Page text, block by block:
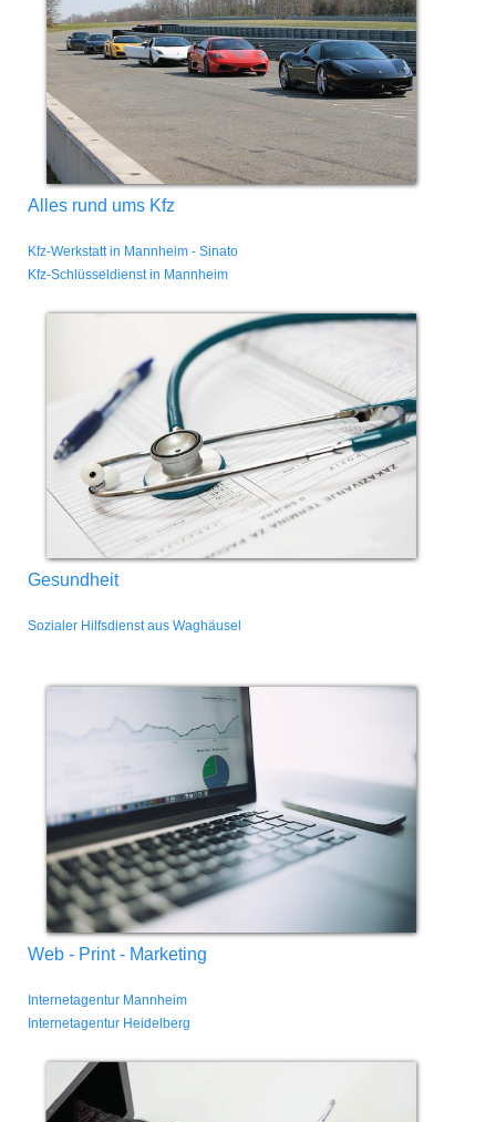
Alles rund ums Kfz
Kfz-Werkstatt in Mannheim - Sinato
Kfz-Schlüsseldienst in Mannheim
Gesundheit
Sozialer Hilfsdienst aus Waghäusel
Web - Print - Marketing
Internetagentur Mannheim
Internetagentur Heidelberg